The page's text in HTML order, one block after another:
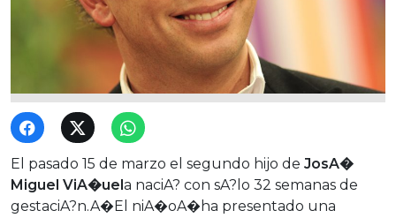
El pasado 15 de marzo el segundo hijo de JosA�
Miguel ViA�uel a naciA? con sA?lo 32 semanas de
gestaciA?n.A�El niA�oA�ha presentado una